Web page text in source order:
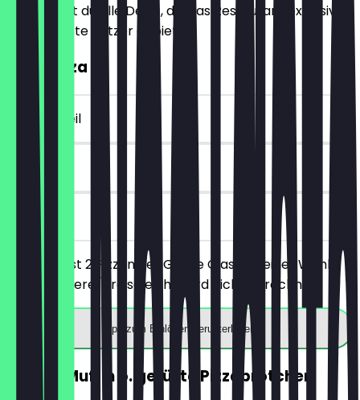
Hier findest du alle Deals, die das Restaurant exklusiv
für NeoTaste Nutzer anbietet.
2für1 Pizza
~€ 9 Vorteil
30 Tage
vor Ort
Du bestellst 2 Pizzen der Größe Classic deiner Wahl,
die günstigere/preisgleiche wird nicht berechnet.
App zum Einlösen herunterladen
GRATIS Muffin o. gefüllte Pizzabrötchen